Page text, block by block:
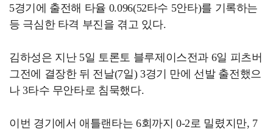
5경기에 출전해 타율 0.096(52타수 5안타)를 기록하는
등 극심한 타격 부진을 겪고 있다.
김하성은 지난 5일 토론토 블루제이스전과 6일 피츠버
그전에 결장한 뒤 전날(7일) 3경기 만에 선발 출전했으
나 3타수 무안타로 침묵했다.
이번 경기에서 애틀랜타는 6회까지 0-2로 밀렸지만, 7